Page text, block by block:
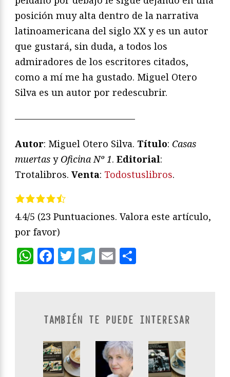
posición muy alta dentro de la narrativa
latinoamericana del siglo XX y es un autor
que gustará, sin duda, a todos los
admiradores de los escritores citados,
como a mí me ha gustado. Miguel Otero
Silva es un autor por redescubrir.
—————————————
Autor: Miguel Otero Silva. Título: Casas
muertas yOficina Nº 1. Editorial:
Trotalibros. Venta: Todostuslibros.
4.4/5 (23 Puntuaciones. Valora este artículo,
por favor)
WhatsApp
Facebook
Twitter
Telegram
Email
TAMBIÉN TE PUEDE INTERESAR